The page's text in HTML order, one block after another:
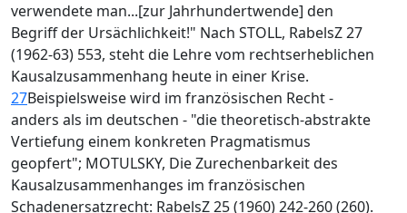
verwendete man...[zur Jahrhundertwende] den
Begriff der Ursächlichkeit!" Nach STOLL, RabelsZ 27
(1962-63) 553, steht die Lehre vom rechtserheblichen
Kausalzusammenhang heute in einer Krise.
27Beispielsweise wird im französischen Recht -
anders als im deutschen - "die theoretisch-abstrakte
Vertiefung einem konkreten Pragmatismus
geopfert"; MOTULSKY, Die Zurechenbarkeit des
Kausalzusammenhanges im französischen
Schadenersatzrecht: RabelsZ 25 (1960) 242-260 (260).